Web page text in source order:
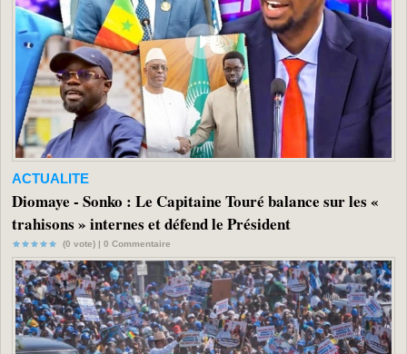
ACTUALITE
Diomaye - Sonko : Le Capitaine Touré balance sur les «
trahisons » internes et défend le Président
(0 vote) | 0 Commentaire